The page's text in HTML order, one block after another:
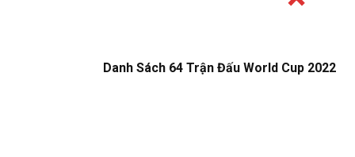
Danh Sách 64 Trận Đấu World Cup 2022